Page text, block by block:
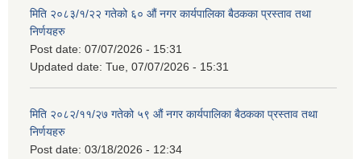
मिति २०८३/१/२२ गतेको ६० औं नगर कार्यपालिका बैठकका प्रस्ताव तथा
निर्णयहरु
Post date: 07/07/2026 - 15:31
Updated date: Tue, 07/07/2026 - 15:31
मिति २०८२/११/२७ गतेको ५९ औं नगर कार्यपालिका बैठकका प्रस्ताव तथा
निर्णयहरु
Post date: 03/18/2026 - 12:34